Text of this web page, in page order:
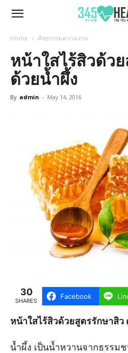
345Health
Home ศัลยกรรมความงาม
หน้าใสไร้สิวด้ว
ด้วยน้ำผึ้ง
By admin - May 14, 2016
30
SHARES
Facebook
หน้าใสไร้สิวด้วยสูตรรักษาสิว
น้ำผึ้ง เป็นน้ำหวานจากธรรม